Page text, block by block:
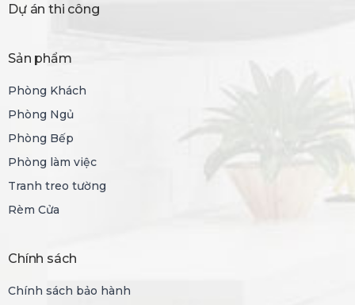
Dự án thi công
Sản phẩm
Phòng Khách
Phòng Ngủ
Phòng Bếp
Phòng làm việc
Tranh treo tường
Rèm Cửa
Chính sách
Chính sách bảo hành